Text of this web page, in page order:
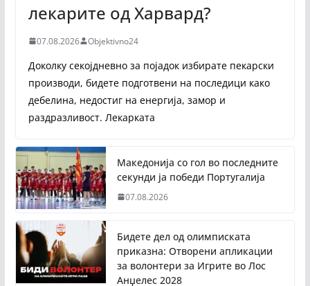
лекарите од Харвард?
07.08.2026 Objektivno24
Доколку секојдневно за појадок избирате пекарски
производи, бидете подготвени на последици како
дебелина, недостиг на енергија, замор и
раздразливост. Лекарката
Македонија со гол во последните
секунди ја победи Португалија
07.08.2026
Бидете дел од олимписката
приказна: Отворени апликации
за волонтери за Игрите во Лос
Анџелес 2028